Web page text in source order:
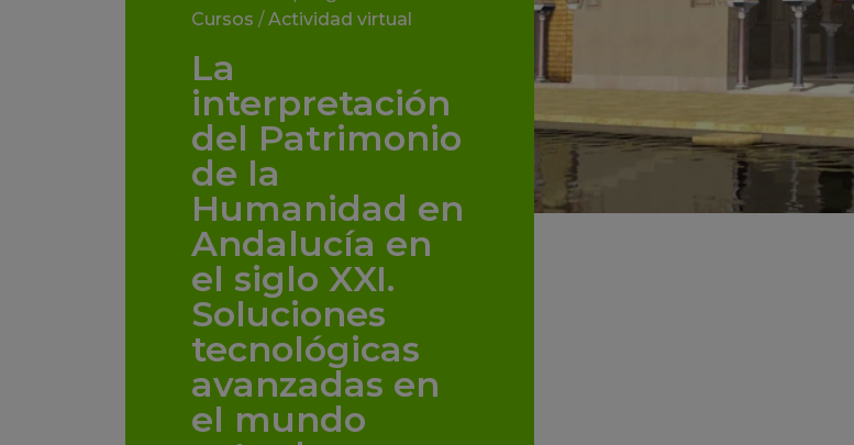
Cursos /Actividad virtual
La
interpretación
del Patrimonio
de la
Humanidad en
Andalucía en
el siglo XXI.
Soluciones
tecnológicas
avanzadas en
el mundo